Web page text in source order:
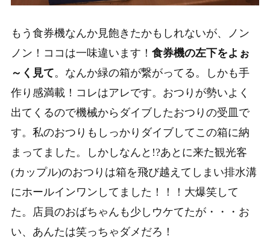
もう食券機なんか見飽きたかもしれないが、ノン
ノン！ココは一味違います！ 食券機の左下をよぉ
～く見て。なんか緑の箱が繋がってる。しかも手
作り感満載！コレはアレです。おつりが勢いよく
出てくるので機械からダイブしたおつりの受皿で
す。私のおつりもしっかりダイブしてこの箱に納
まってました。しかしなんと!?あとに来た観光客
(カップル)のおつりは箱を飛び越えてしまい排水溝
にホールインワンしてました！！！大爆笑して
た。店員のおばちゃんも少しウケてたが・・・お
い、あんたは笑っちゃダメだろ！